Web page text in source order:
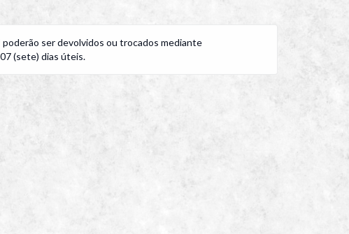
ser devolvidos ou trocados mediante
(sete) dias úteis.